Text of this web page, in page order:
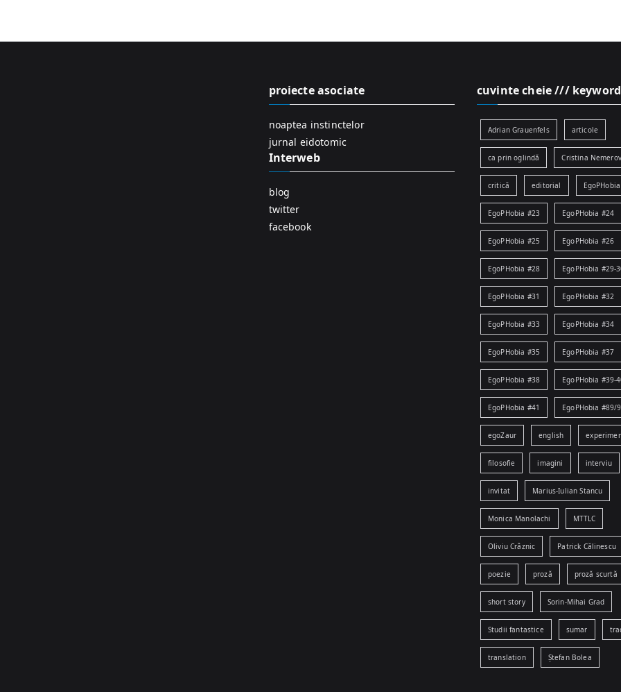
proiecte asociate
noaptea instinctelor
jurnal eidotomic
Interweb
blog
twitter
facebook
cuvinte cheie ///
Adrian Grauenfels articole
ca prin oglindă Cristina
critică editorial
EgoPHobia #23 EgoPHobia #24
EgoPHobia #25 EgoPHobia #26
EgoPHobia #28 EgoPHobia #29-
EgoPHobia #31 EgoPHobia #32
EgoPHobia #33 EgoPHobia #34
EgoPHobia #35 EgoPHobia #37
EgoPHobia #38 EgoPHobia #39-
EgoPHobia #41 EgoPHobia #89/
egoZaur english
filosofie imagini interviu
invitat Marius-Iulian Stancu
Monica Manolachi MTTLC
Oliviu Crâznic Patrick Călinescu
poezie proză proză scurtă
short story Sorin-Mihai Grad
Studii fantastice sumar
translation Ștefan Bolea